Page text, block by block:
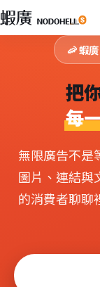
跳
至
🦐 蝦
把
每
無限廣告不
圖片、連結與
的消費者聊聊